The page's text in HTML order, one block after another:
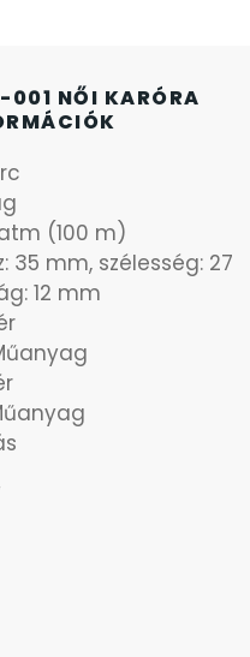
001 NŐI KARÓRA
(100 m)
35 mm, szélesség: 27
12 mm